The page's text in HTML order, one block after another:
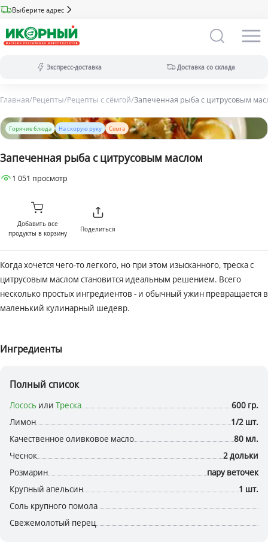
Выберите адрес
Экспресс-доставка Доставка со склада
меньше).
Оплата только на сайте.
Доставка со склада:
(максимальный ассортимент).
Доступны все виды оплат.
Главная/Рецепты/Рецепты с сёмгой/Запеченная рыба с цитрусовым
Горячие блюда На скорую руку Семга
Запеченная рыба с цитрусовым маслом
1 051 просмотр
Поделиться
Добавить все
продукты в корзину
Когда хочется чего-то легкого, но при этом изысканного, треска с
цитрусовым маслом становится идеальным решением. Всего
несколько простых ингредиентов - и обычный ужин превращается в
маленький кулинарный шедевр.
Ингредиенты
Полный список
Лосось или Треска
600 гр.
Лимон
1/2 шт.
Качественное оливковое масло
80 мл.
Чеснок
2 дольки
Розмарин
пару веточек
Крупный апельсин
1 шт.
Соль крупного помола
Свежемолотый перец